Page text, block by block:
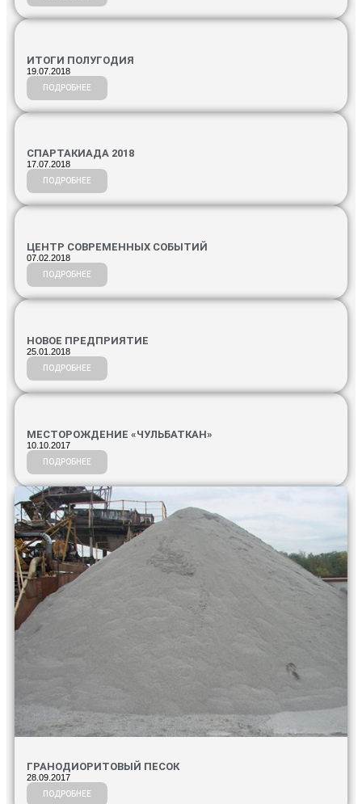
ИТОГИ ПОЛУГОДИЯ
19.07.2018
ПОДРОБНЕЕ
СПАРТАКИАДА 2018
17.07.2018
ПОДРОБНЕЕ
ЦЕНТР СОВРЕМЕННЫХ СОБЫТИЙ
07.02.2018
ПОДРОБНЕЕ
НОВОЕ ПРЕДПРИЯТИЕ
25.01.2018
ПОДРОБНЕЕ
МЕСТОРОЖДЕНИЕ «ЧУЛЬБАТКАН»
10.10.2017
ПОДРОБНЕЕ
ГРАНОДИОРИТОВЫЙ ПЕСОК
28.09.2017
ПОДРОБНЕЕ